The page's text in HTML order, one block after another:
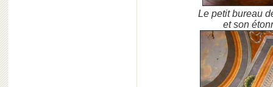
Le petit bureau
et son